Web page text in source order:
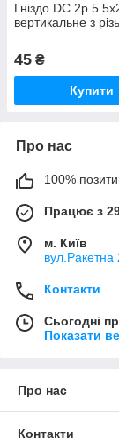
Гніздо DC 2p
вертикальне з
45 ₴
Купити
Про нас
100%
Працює з
м. Київ
вул.Ракетна
Контакти
Сьогодні
Показати
Про нас
Контакти